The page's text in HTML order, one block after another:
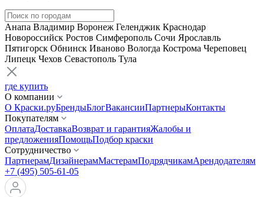
Анапа Владимир Воронеж Геленджик Краснодар
Новороссийск Ростов Симферополь Сочи Ярославль
Пятигорск Обнинск Иваново Вологда Кострома Череповец
Липецк Чехов Севастополь Тула
где купить
О компании
О Краски.руБрендыБлогВакансииПартнерыКонтакты
Покупателям
ОплатаДоставкаВозврат и гарантияЖалобы и
предложенияПомощьПодбор краски
Сотрудничество
ПартнерамДизайнерамМастерамПодрядчикамАрендодателям
+7 (495) 505-61-05